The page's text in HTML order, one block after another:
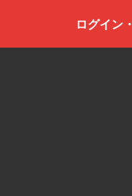
ログイン・